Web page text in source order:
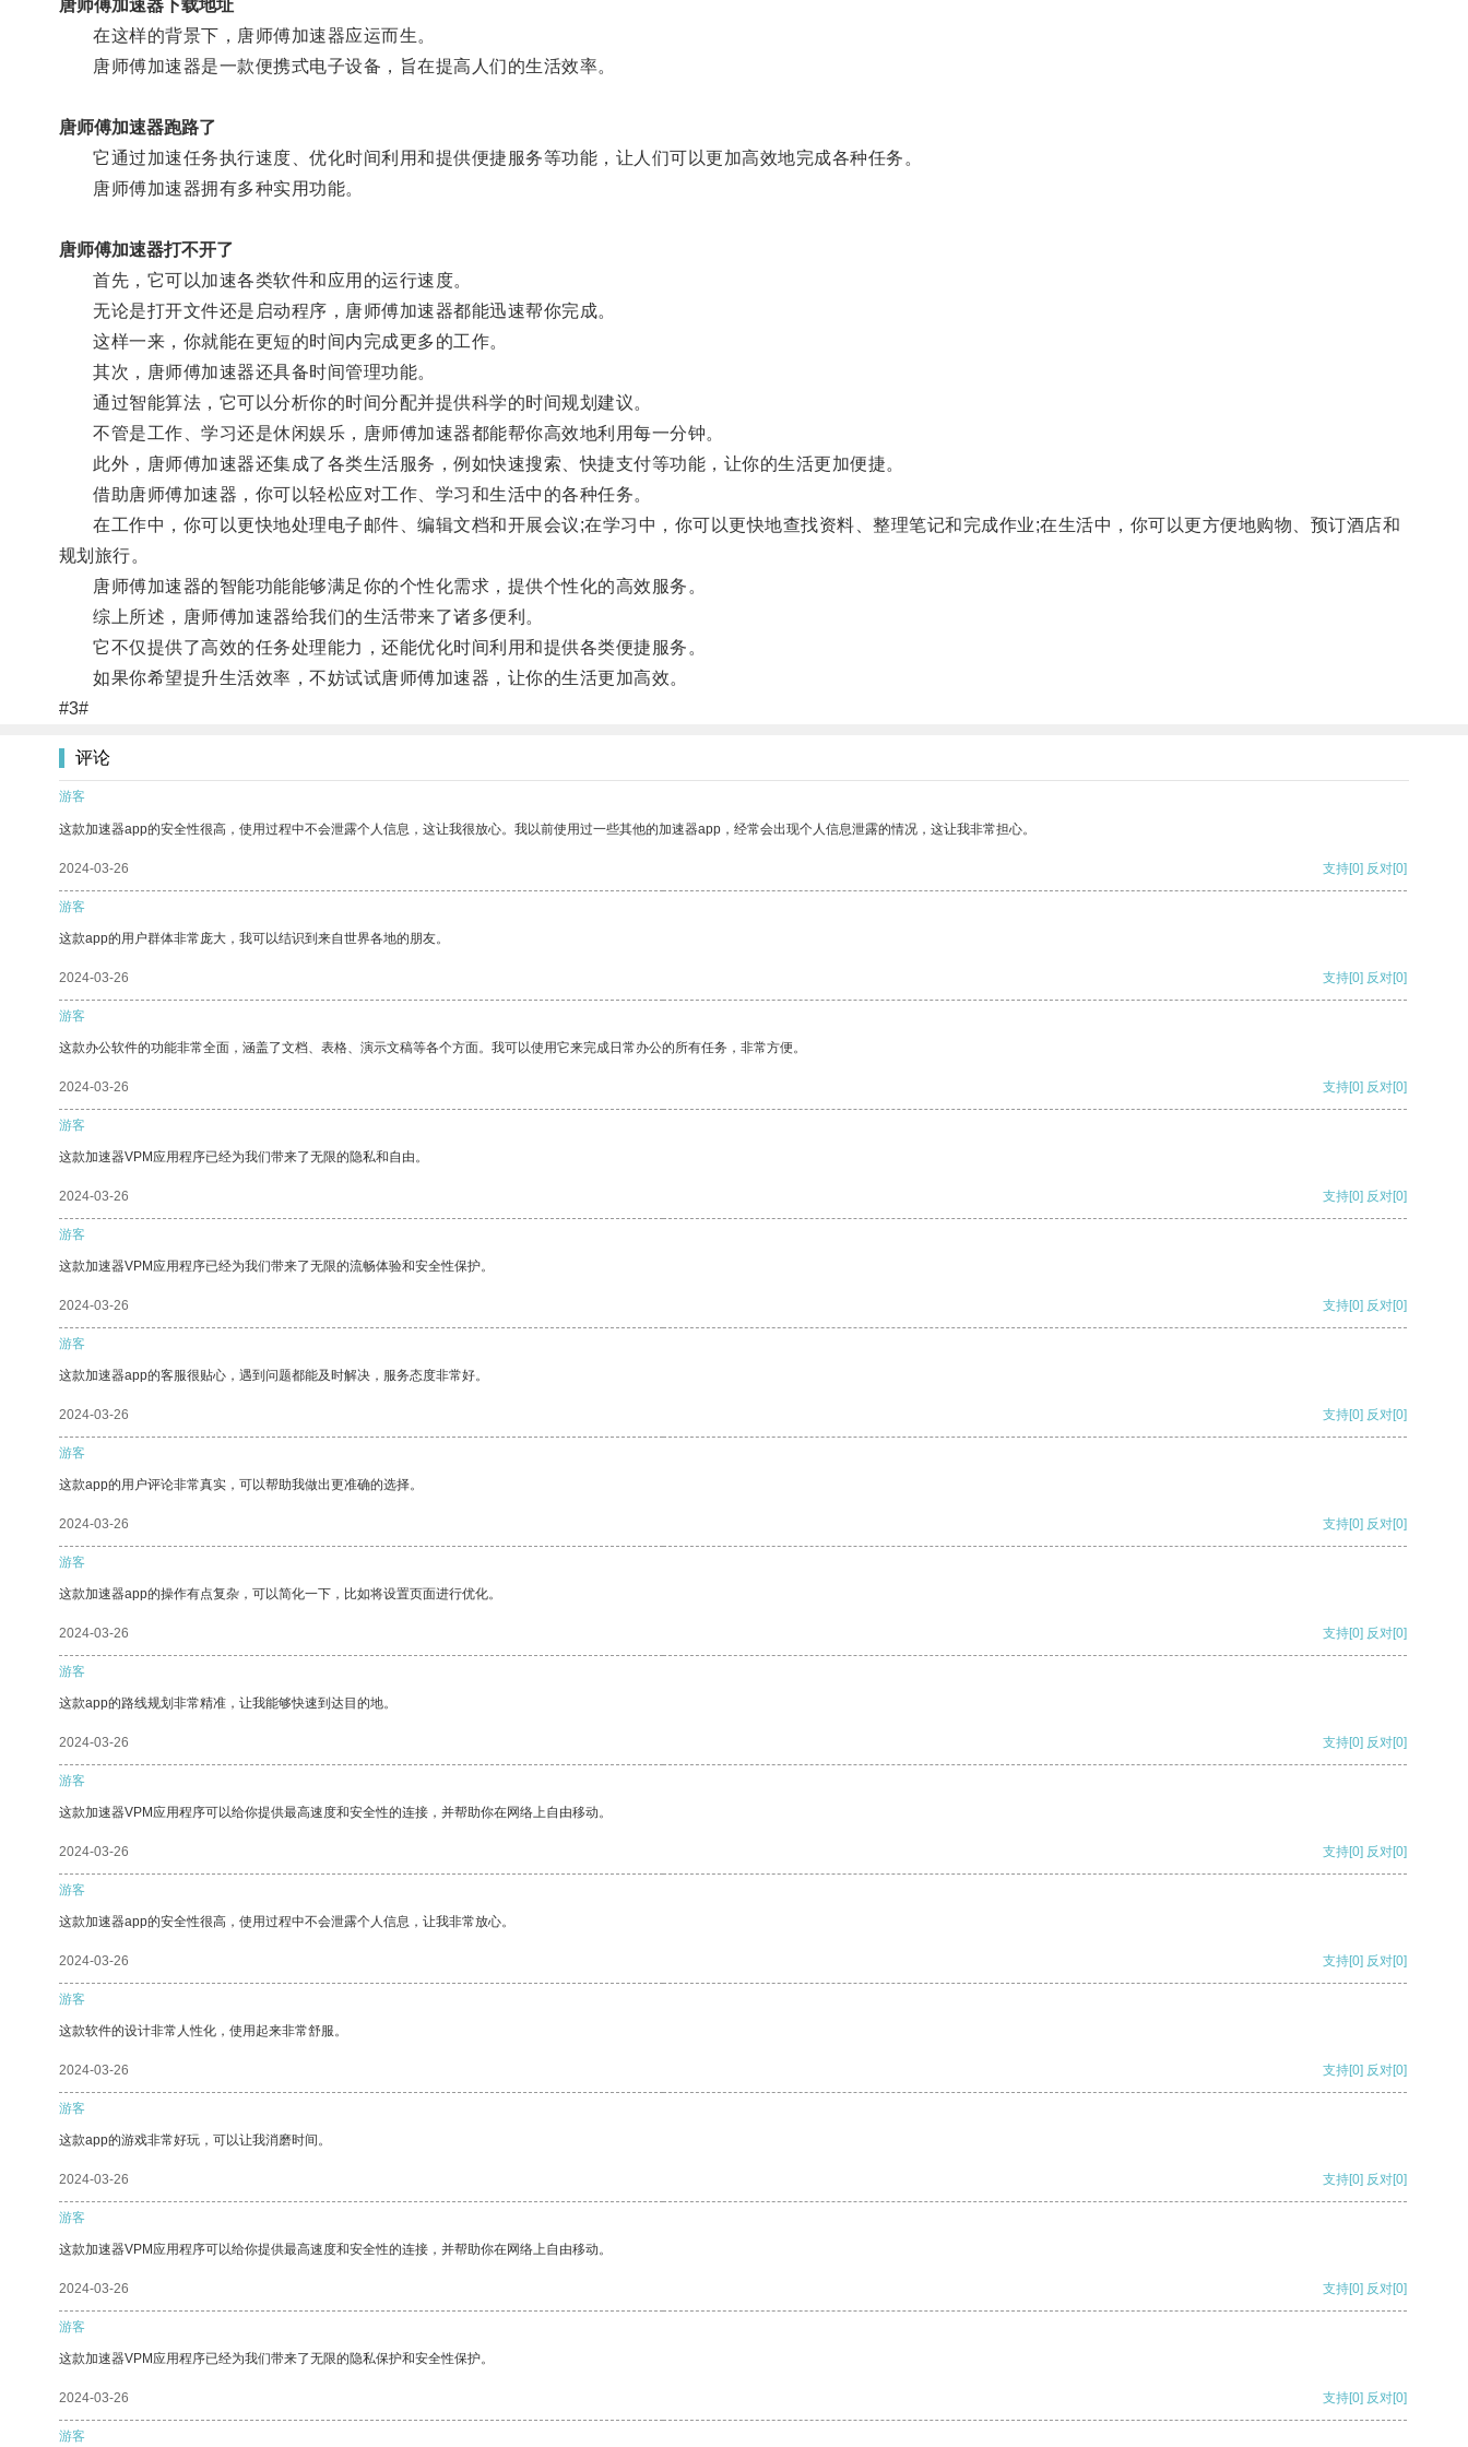
唐师傅加速器下载地址
在这样的背景下，唐师傅加速器应运而生。
唐师傅加速器是一款便携式电子设备，旨在提高人们的生活效率。
唐师傅加速器跑路了
它通过加速任务执行速度、优化时间利用和提供便捷服务等功能，让人们可以更加高效地完成各种任务。
唐师傅加速器拥有多种实用功能。
唐师傅加速器打不开了
首先，它可以加速各类软件和应用的运行速度。
无论是打开文件还是启动程序，唐师傅加速器都能迅速帮你完成。
这样一来，你就能在更短的时间内完成更多的工作。
其次，唐师傅加速器还具备时间管理功能。
通过智能算法，它可以分析你的时间分配并提供科学的时间规划建议。
不管是工作、学习还是休闲娱乐，唐师傅加速器都能帮你高效地利用每一分钟。
此外，唐师傅加速器还集成了各类生活服务，例如快速搜索、快捷支付等功能，让你的生活更加便捷。
借助唐师傅加速器，你可以轻松应对工作、学习和生活中的各种任务。
在工作中，你可以更快地处理电子邮件、编辑文档和开展会议;在学习中，你可以更快地查找资料、整理笔记和完成作业;在生活中，你可以更方便地购物、预订酒店和
规划旅行。
唐师傅加速器的智能功能能够满足你的个性化需求，提供个性化的高效服务。
综上所述，唐师傅加速器给我们的生活带来了诸多便利。
它不仅提供了高效的任务处理能力，还能优化时间利用和提供各类便捷服务。
如果你希望提升生活效率，不妨试试唐师傅加速器，让你的生活更加高效。
#3#
评论
游客
这款加速器app的安全性很高，使用过程中不会泄露个人信息，这让我很放心。我以前使用过一些其他的加速器app，经常会出现个人信息泄露的情况，这让我非常担心。
2024-03-26 支持[0] 反对[0]
游客
这款app的用户群体非常庞大，我可以结识到来自世界各地的朋友。
2024-03-26 支持[0] 反对[0]
游客
这款办公软件的功能非常全面，涵盖了文档、表格、演示文稿等各个方面。我可以使用它来完成日常办公的所有任务，非常方便。
2024-03-26 支持[0] 反对[0]
游客
这款加速器VPM应用程序已经为我们带来了无限的隐私和自由。
2024-03-26 支持[0] 反对[0]
游客
这款加速器VPM应用程序已经为我们带来了无限的流畅体验和安全性保护。
2024-03-26 支持[0] 反对[0]
游客
这款加速器app的客服很贴心，遇到问题都能及时解决，服务态度非常好。
2024-03-26 支持[0] 反对[0]
游客
这款app的用户评论非常真实，可以帮助我做出更准确的选择。
2024-03-26 支持[0] 反对[0]
游客
这款加速器app的操作有点复杂，可以简化一下，比如将设置页面进行优化。
2024-03-26 支持[0] 反对[0]
游客
这款app的路线规划非常精准，让我能够快速到达目的地。
2024-03-26 支持[0] 反对[0]
游客
这款加速器VPM应用程序可以给你提供最高速度和安全性的连接，并帮助你在网络上自由移动。
2024-03-26 支持[0] 反对[0]
游客
这款加速器app的安全性很高，使用过程中不会泄露个人信息，让我非常放心。
2024-03-26 支持[0] 反对[0]
游客
这款软件的设计非常人性化，使用起来非常舒服。
2024-03-26 支持[0] 反对[0]
游客
这款app的游戏非常好玩，可以让我消磨时间。
2024-03-26 支持[0] 反对[0]
游客
这款加速器VPM应用程序可以给你提供最高速度和安全性的连接，并帮助你在网络上自由移动。
2024-03-26 支持[0] 反对[0]
游客
这款加速器VPM应用程序已经为我们带来了无限的隐私保护和安全性保护。
2024-03-26 支持[0] 反对[0]
游客